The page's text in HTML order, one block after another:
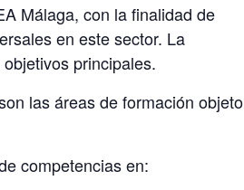
Málaga, con la finalidad de
en este sector. La
principales.
las áreas de formación objeto
competencias en: